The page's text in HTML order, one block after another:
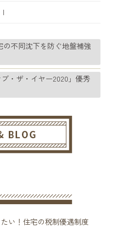
|
の不同沈下を防ぐ地盤補強
・ザ・イヤー2020」優秀
い！住宅の税制優遇制度